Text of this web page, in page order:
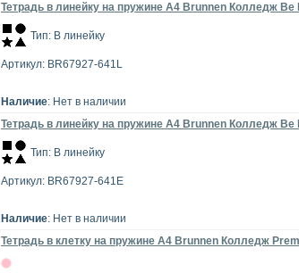
Тетрадь в линейку на пружине А4 Brunnen Колледж
Тип: В линейку
Артикул: BR67927-641L
Наличие: Нет в наличии
Тетрадь в линейку на пружине А4 Brunnen Колледж
Тип: В линейку
Артикул: BR67927-641E
Наличие: Нет в наличии
Тетрадь в клетку на пружине А4 Brunnen Колледж